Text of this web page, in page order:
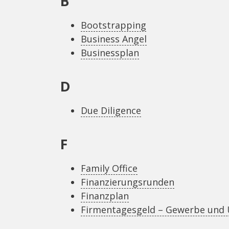
Bootstrapping
Business Angel
Businessplan
D
Due Diligence
F
Family Office
Finanzierungsrunden
Finanzplan
Firmentagesgeld – Gewerbe